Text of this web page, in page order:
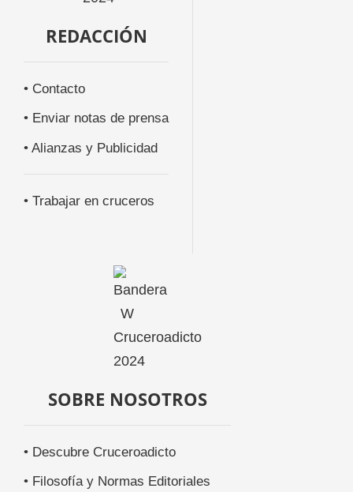
REDACCIÓN
• Contacto
• Enviar notas de prensa
• Alianzas y Publicidad
• Trabajar en cruceros
SOBRE NOSOTROS
• Descubre Cruceroadicto
• Filosofía y Normas Editoriales